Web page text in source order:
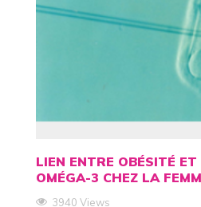
LIEN ENTRE OBÉSITÉ
OMÉGA-3 CHEZ LA
3940 Views